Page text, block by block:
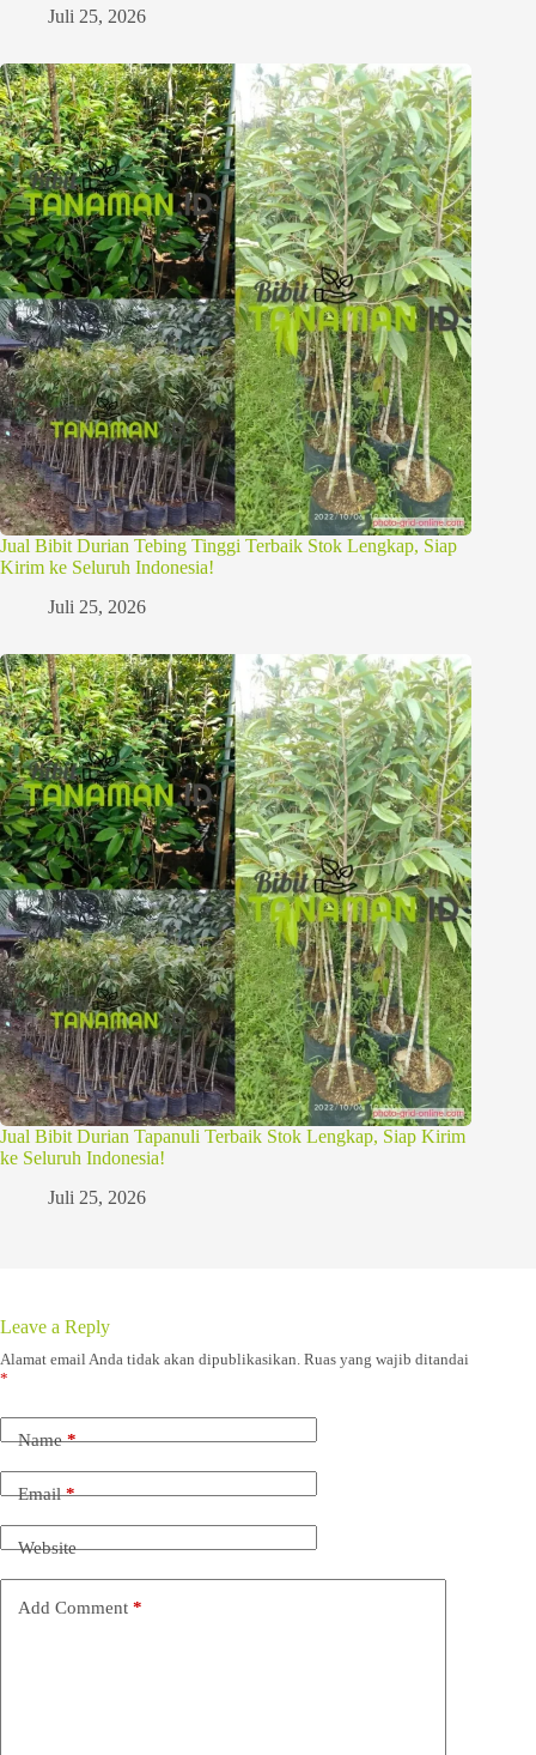
Juli 25, 2026
Jual Bibit Durian Tebing Tinggi Terbaik Stok Lengkap, Siap
Kirim ke Seluruh Indonesia!
Juli 25, 2026
Jual Bibit Durian Tapanuli Terbaik Stok Lengkap, Siap Kirim
ke Seluruh Indonesia!
Juli 25, 2026
Leave a Reply
Alamat email Anda tidak akan dipublikasikan. Ruas yang wajib ditandai
*
Name*
Email*
Website
Add Comment *